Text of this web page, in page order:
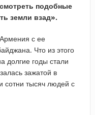
подобные
земли взад».
с ее
Что из этого
долгие годы стали
зажатой в
сотни тысяч людей с